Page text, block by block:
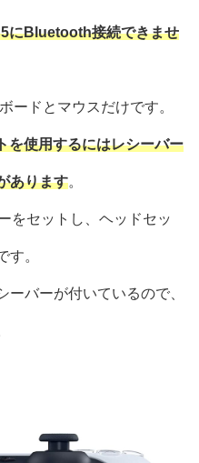
にBluetooth接続できませ
ードとマウスだけです。
を使用するにはレシーバー
あります。
をセットし、ヘッドセッ
す。
バーが付いているので、